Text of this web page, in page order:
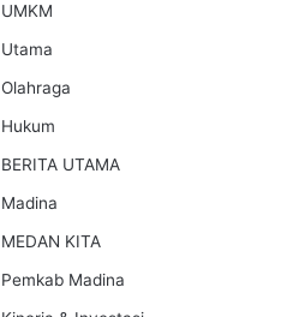
UMKM
Utama
Olahraga
Hukum
BERITA UTAMA
Madina
MEDAN KITA
Pemkab Madina